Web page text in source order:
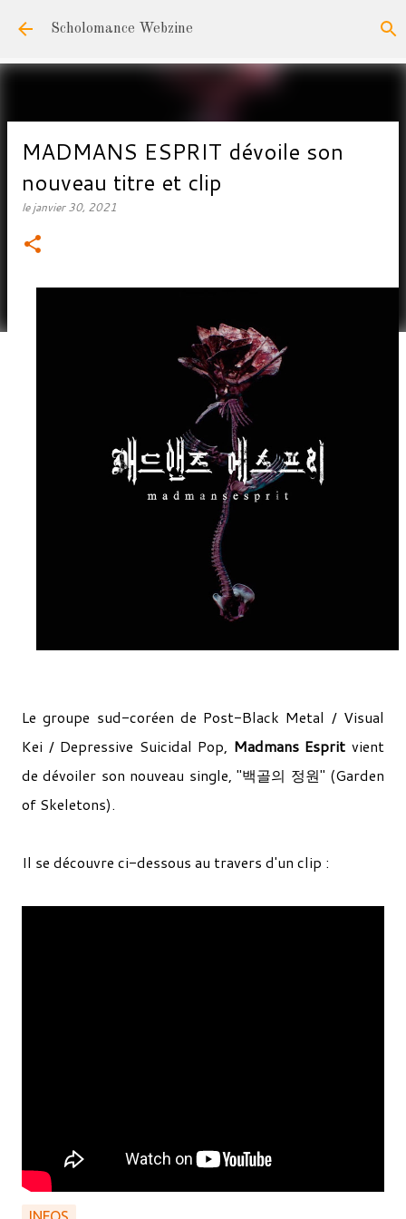
Accéder au contenu principal
Scholomance Webzine
MADMANS ESPRIT dévoile son
nouveau titre et clip
lejanvier 30, 2021
Le groupe sud-coréen de Post-Black Metal / Visual
Kei / Depressive Suicidal Pop, Madmans Espritvient
de dévoiler son nouveau single, "백골의 정원" (Garden
of Skeletons).
Il se découvre ci-dessous au travers d'un clip :